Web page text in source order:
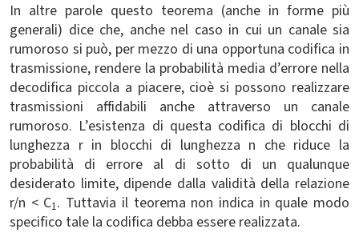
In altre parole questo teorema (anche in forme più
generali) dice che, anche nel caso in cui un canale sia
rumoroso si può, per mezzo di una opportuna codifica in
trasmissione, rendere la probabilità media d’errore nella
decodifica piccola a piacere, cioè si possono realizzare
trasmissioni affidabili anche attraverso un canale
rumoroso. L’esistenza di questa codifica di blocchi di
lunghezza r in blocchi di lunghezza n che riduce la
probabilità di errore al di sotto di un qualunque
desiderato limite, dipende dalla validità della relazione
r/n < C1. Tuttavia il teorema non indica in quale modo
specifico tale la codifica debba essere realizzata.